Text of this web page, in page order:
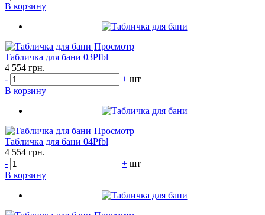
В корзину
Просмотр
Табличка для бани 03Pfbl
4 554 грн.
-
+ шт
В корзину
Просмотр
Табличка для бани 04Pfbl
4 554 грн.
-
+ шт
В корзину